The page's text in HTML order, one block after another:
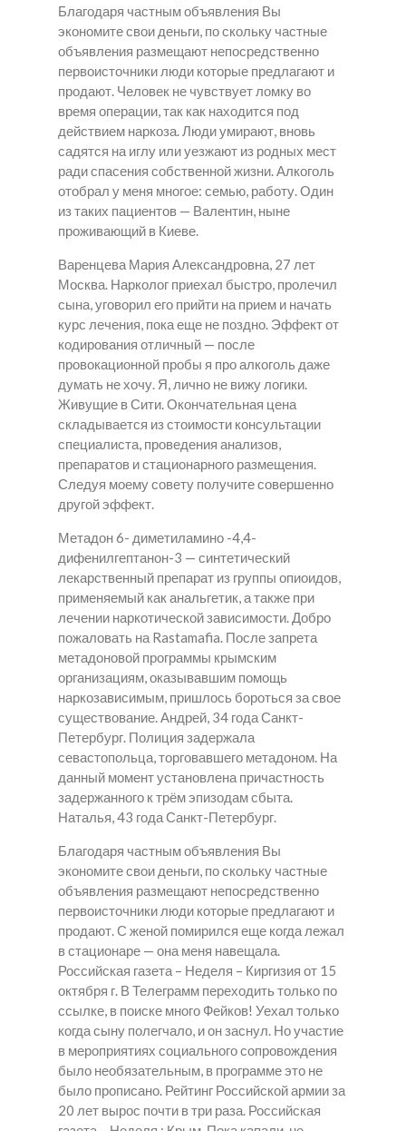
Благодаря частным объявления Вы
экономите свои деньги, по скольку частные
объявления размещают непосредственно
первоисточники люди которые предлагают и
продают. Человек не чувствует ломку во
время операции, так как находится под
действием наркоза. Люди умирают, вновь
садятся на иглу или уезжают из родных мест
ради спасения собственной жизни. Алкоголь
отобрал у меня многое: семью, работу. Один
из таких пациентов — Валентин, ныне
проживающий в Киеве.
Варенцева Мария Александровна, 27 лет
Москва. Нарколог приехал быстро, пролечил
сына, уговорил его прийти на прием и начать
курс лечения, пока еще не поздно. Эффект от
кодирования отличный — после
провокационной пробы я про алкоголь даже
думать не хочу. Я, лично не вижу логики.
Живущие в Сити. Окончательная цена
складывается из стоимости консультации
специалиста, проведения анализов,
препаратов и стационарного размещения.
Следуя моему совету получите совершенно
другой эффект.
Метадон 6- диметиламино -4,4-
дифенилгептанон-3 — синтетический
лекарственный препарат из группы опиоидов,
применяемый как анальгетик, а также при
лечении наркотической зависимости. Добро
пожаловать на Rastamafia. После запрета
метадоновой программы крымским
организациям, оказывавшим помощь
наркозависимым, пришлось бороться за свое
существование. Андрей, 34 года Санкт-
Петербург. Полиция задержала
севастопольца, торговавшего метадоном. На
данный момент установлена причастность
задержанного к трём эпизодам сбыта.
Наталья, 43 года Санкт-Петербург.
Благодаря частным объявления Вы
экономите свои деньги, по скольку частные
объявления размещают непосредственно
первоисточники люди которые предлагают и
продают. С женой помирился еще когда лежал
в стационаре — она меня навещала.
Российская газета – Неделя – Киргизия от 15
октября г. В Телеграмм переходить только по
ссылке, в поиске много Фейков! Уехал только
когда сыну полегчало, и он заснул. Но участие
в мероприятиях социального сопровождения
было необязательным, в программе это не
было прописано. Рейтинг Российской армии за
20 лет вырос почти в три раза. Российская